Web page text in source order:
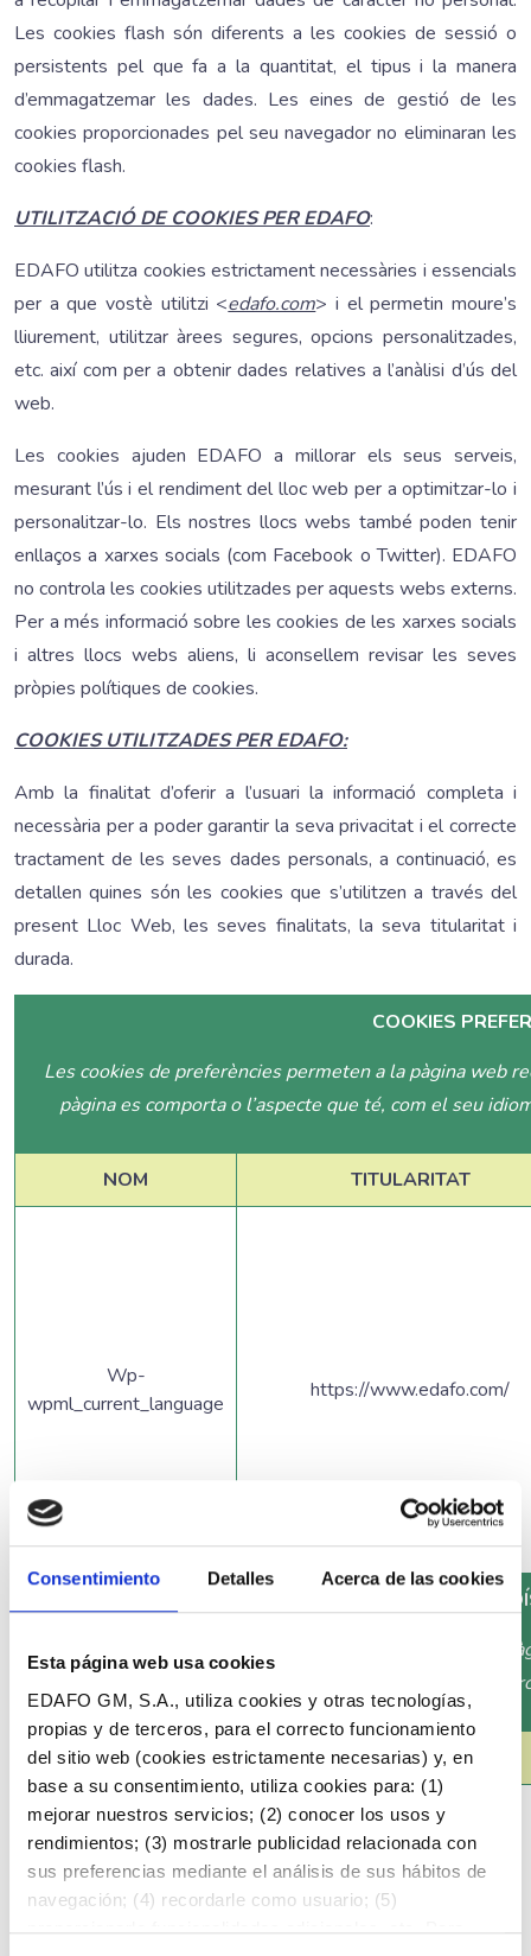
Consentimiento Detalles Acerca de las cookies
Esta página web usa cookies
EDAFO GM, S.A., utiliza cookies y otras tecnologías,
propias y de terceros, para el correcto funcionamiento
del sitio web (cookies estrictamente necesarias) y, en
base a su consentimiento, utiliza cookies para: (1)
mejorar nuestros servicios; (2) conocer los usos y
rendimientos; (3) mostrarle publicidad relacionada con
sus preferencias mediante el análisis de sus hábitos de
navegación; (4) recordarle como usuario; (5)
proporcionarle funcionalidades adicionales, etc. Para
Les cookies flash són diferents a les cookies de sessió o
persistents pel que fa a la quantitat, el tipus i la manera
d’emmagatzemar les dades. Les eines de gestió de les
cookies proporcionades pel seu navegador no eliminaran les
cookies flash.
UTILITZACIÓ DE COOKIES PER EDAFO:
EDAFO utilitza cookies estrictament necessàries i essencials
per a que vostè utilitzi <edafo.com> i el permetin moure’s
lliurement, utilitzar àrees segures, opcions personalitzades,
etc. així com per a obtenir dades relatives a l’anàlisi d’ús del
web.
Les cookies ajuden EDAFO a millorar els seus serveis,
mesurant l’ús i el rendiment del lloc web per a optimitzar-lo i
personalitzar-lo. Els nostres llocs webs també poden tenir
enllaços a xarxes socials (com Facebook o Twitter). EDAFO
no controla les cookies utilitzades per aquests webs externs.
Per a més informació sobre les cookies de les xarxes socials
i altres llocs webs aliens, li aconsellem revisar les seves
pròpies polítiques de cookies.
COOKIES UTILITZADES PER EDAFO:
Amb la finalitat d’oferir a l’usuari la informació completa i
necessària per a poder garantir la seva privacitat i el correcte
tractament de les seves dades personals, a continuació, es
detallen quines són les cookies que s’utilitzen a través del
present Lloc Web, les seves finalitats, la seva titularitat i
durada.
COOKIES
Les cookies de preferències permeten a la pàgina web
pàgina es comporta o l’aspecte que té, com el seu
NOM TITULARITAT
Wp-
wpml_current_language
https://www.edafo.com/
COOKIES
Les cookies estadístiques ajuden els propietaris de
visitants amb les pàgines web reunint i
NOM TITULARITAT